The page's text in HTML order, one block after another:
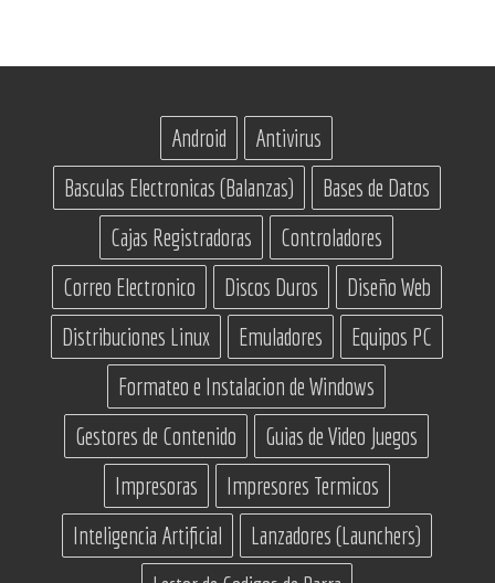
Android
Antivirus
Basculas Electronicas (Balanzas)
Bases de Datos
Cajas Registradoras
Controladores
Correo Electronico
Discos Duros
Diseño Web
Distribuciones Linux
Emuladores
Equipos PC
Formateo e Instalacion de Windows
Gestores de Contenido
Guias de Video Juegos
Impresoras
Impresores Termicos
Inteligencia Artificial
Lanzadores (Launchers)